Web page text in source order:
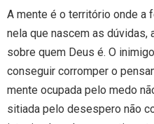
A mente é o território onde a
nela que nascem as
sobre quem Deus é. O
conseguir corromper o
mente ocupada pelo medo
sitiada pelo desespero não